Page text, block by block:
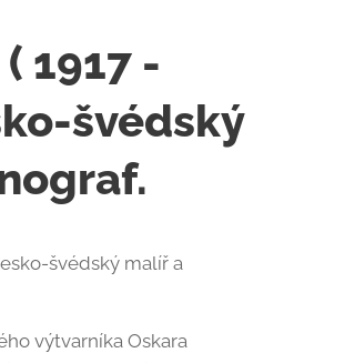
1917 -
švédský
švédský malíř a
výtvarníka Oskara